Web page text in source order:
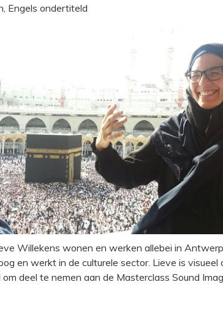
Engels ondertiteld
Willekens wonen en werken allebei in
en werkt in de culturele sector. Lieve is visueel
deel te nemen aan de Masterclass Sound